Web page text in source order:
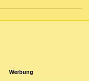
Werbung